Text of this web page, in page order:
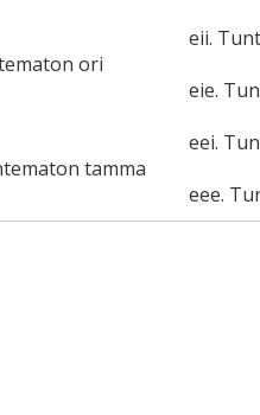
ori
eii.
eie.
tamma
eei.
eee.